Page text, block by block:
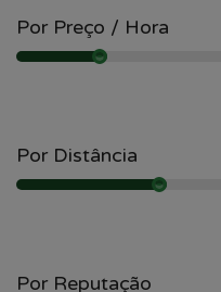
Por Preço / Hora
Por Distância
Por Reputação